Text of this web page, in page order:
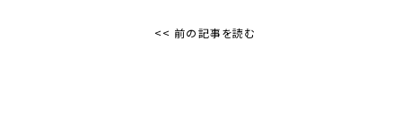
<< 前の記事を読む